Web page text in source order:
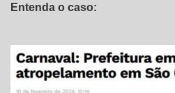
Entenda o caso: